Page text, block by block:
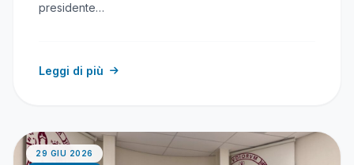
presidente…
Leggi di più
29 GIU 2026